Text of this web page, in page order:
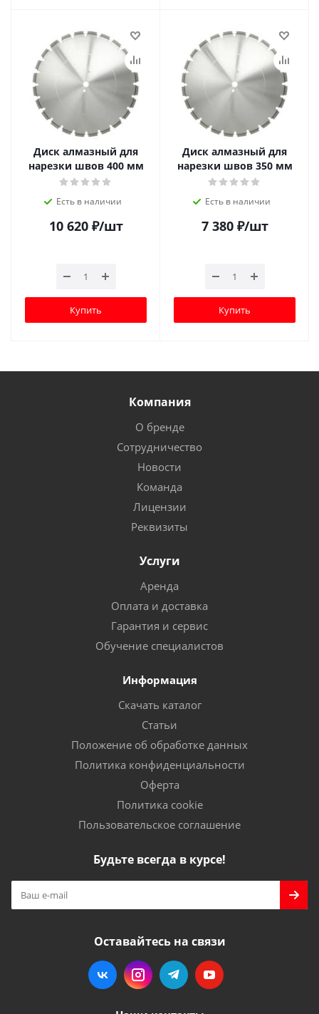
Диск алмазный для
нарезки швов 400 мм
Есть в наличии
10 620₽/шт
Купить
Диск алмазный для
нарезки швов 350 мм
Есть в наличии
7 380₽/шт
Купить
Компания
О бренде
Сотрудничество
Новости
Команда
Лицензии
Реквизиты
Услуги
Аренда
Оплата и доставка
Гарантия и сервис
Обучение специалистов
Информация
Скачать каталог
Статьи
Положение об обработке данных
Политика конфиденциальности
Оферта
Политика cookie
Пользовательское соглашение
Будьте всегда в курсе!
Оставайтесь на связи